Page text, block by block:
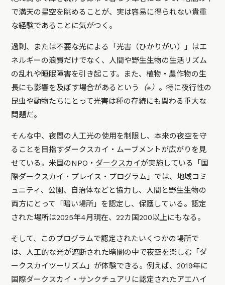
で満天の星空を眺めることが、実は容易に得られない貴重
な経験であることに気がつく。
過剰、または不要な光による「光害（ひかりがい）」はエ
ネルギーの浪費だけでなく、人間や野生生物の生活リズム
の乱れや睡眠障害を引き起こす。また、植物・農作物の生
長にも影響を及ぼす場合があるという
（※） 。特に夜行性の
昆虫や動物たちにとって光害は種の存続にも関わる重大な
問題だ。
そんな中、夜間の人工光の使用を制限し、本来の夜空を守
ることを目指すダークスカイ・ムーブメントが広がりを見
せている。米国のNPO・ ダークスカイが実施している「国
際ダークスカイ・プレイス・プログラム」では、地域コミ
ュニティ、公園、自治体などと協力し、人間と野生生物の
両方にとって「暗い場所」を認定し、保護している。認定
された場所は2025年4月現在、22カ国200以上にもなる。
そして、このプログラムで認定されたいくつかの場所で
は、人工的な光が遮断された暗闇の中で夜空を楽しむ「ダ
ークスカイツーリズム」が体験できる。例えば、2019年に
国際ダークスカイ・サンクチュアリに認定されたアエハイ